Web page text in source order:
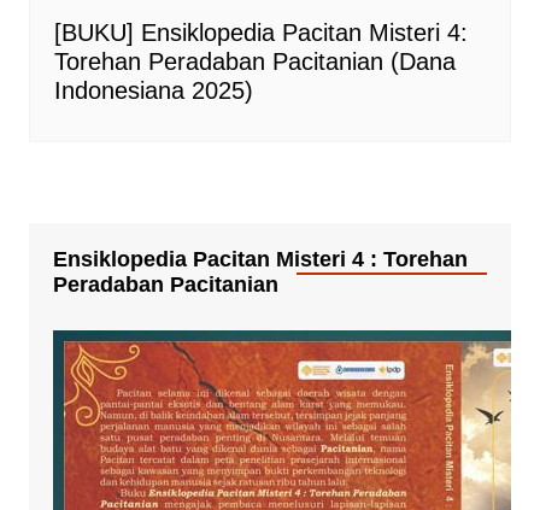
[BUKU] Ensiklopedia Pacitan Misteri 4:
Torehan Peradaban Pacitanian (Dana
Indonesiana 2025)
Ensiklopedia Pacitan Misteri 4 : Torehan
Peradaban Pacitanian